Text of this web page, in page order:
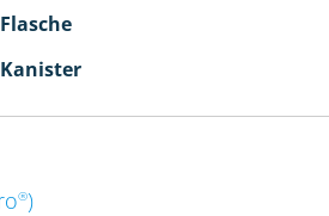
®)